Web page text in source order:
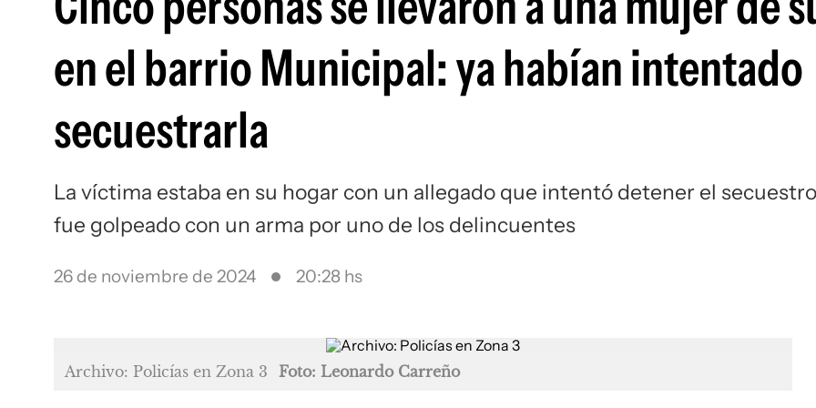
en el barrio Municipal: ya habían intentado
secuestrarla
La víctima estaba en su hogar con un allegado que intentó detener el
fue golpeado con un arma por uno de los delincuentes
26 de noviembre de 2024 20:28 hs
Archivo: Policías en Zona 3 Foto: Leonardo Carreño